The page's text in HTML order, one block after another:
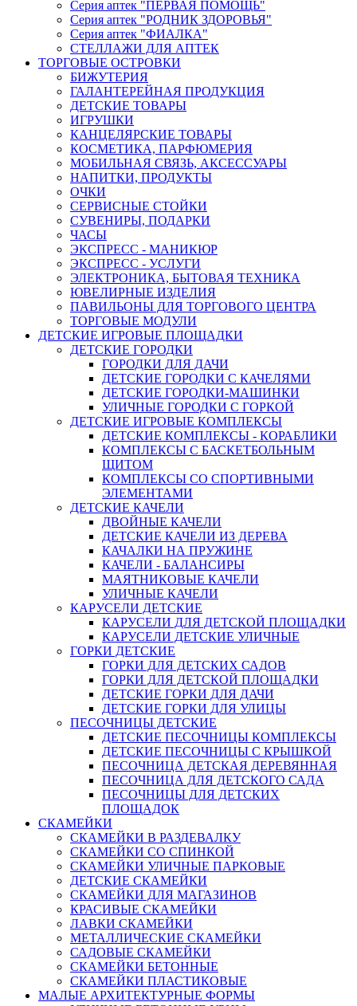
Серия аптек "ПЕРВАЯ ПОМОЩЬ"
Серия аптек "РОДНИК ЗДОРОВЬЯ"
Серия аптек "ФИАЛКА"
СТЕЛЛАЖИ ДЛЯ АПТЕК
ТОРГОВЫЕ ОСТРОВКИ
БИЖУТЕРИЯ
ГАЛАНТЕРЕЙНАЯ ПРОДУКЦИЯ
ДЕТСКИЕ ТОВАРЫ
ИГРУШКИ
КАНЦЕЛЯРСКИЕ ТОВАРЫ
КОСМЕТИКА, ПАРФЮМЕРИЯ
МОБИЛЬНАЯ СВЯЗЬ, АКСЕССУАРЫ
НАПИТКИ, ПРОДУКТЫ
ОЧКИ
СЕРВИСНЫЕ СТОЙКИ
СУВЕНИРЫ, ПОДАРКИ
ЧАСЫ
ЭКСПРЕСС - МАНИКЮР
ЭКСПРЕСС - УСЛУГИ
ЭЛЕКТРОНИКА, БЫТОВАЯ ТЕХНИКА
ЮВЕЛИРНЫЕ ИЗДЕЛИЯ
ПАВИЛЬОНЫ ДЛЯ ТОРГОВОГО ЦЕНТРА
ТОРГОВЫЕ МОДУЛИ
ДЕТСКИЕ ИГРОВЫЕ ПЛОЩАДКИ
ДЕТСКИЕ ГОРОДКИ
ГОРОДКИ ДЛЯ ДАЧИ
ДЕТСКИЕ ГОРОДКИ С КАЧЕЛЯМИ
ДЕТСКИЕ ГОРОДКИ-МАШИНКИ
УЛИЧНЫЕ ГОРОДКИ С ГОРКОЙ
ДЕТСКИЕ ИГРОВЫЕ КОМПЛЕКСЫ
ДЕТСКИЕ КОМПЛЕКСЫ - КОРАБЛИКИ
КОМПЛЕКСЫ С БАСКЕТБОЛЬНЫМ
ЩИТОМ
КОМПЛЕКСЫ СО СПОРТИВНЫМИ
ЭЛЕМЕНТАМИ
ДЕТСКИЕ КАЧЕЛИ
ДВОЙНЫЕ КАЧЕЛИ
ДЕТСКИЕ КАЧЕЛИ ИЗ ДЕРЕВА
КАЧАЛКИ НА ПРУЖИНЕ
КАЧЕЛИ - БАЛАНСИРЫ
МАЯТНИКОВЫЕ КАЧЕЛИ
УЛИЧНЫЕ КАЧЕЛИ
КАРУСЕЛИ ДЕТСКИЕ
КАРУСЕЛИ ДЛЯ ДЕТСКОЙ ПЛОЩАДКИ
КАРУСЕЛИ ДЕТСКИЕ УЛИЧНЫЕ
ГОРКИ ДЕТСКИЕ
ГОРКИ ДЛЯ ДЕТСКИХ САДОВ
ГОРКИ ДЛЯ ДЕТСКОЙ ПЛОЩАДКИ
ДЕТСКИЕ ГОРКИ ДЛЯ ДАЧИ
ДЕТСКИЕ ГОРКИ ДЛЯ УЛИЦЫ
ПЕСОЧНИЦЫ ДЕТСКИЕ
ДЕТСКИЕ ПЕСОЧНИЦЫ КОМПЛЕКСЫ
ДЕТСКИЕ ПЕСОЧНИЦЫ С КРЫШКОЙ
ПЕСОЧНИЦА ДЕТСКАЯ ДЕРЕВЯННАЯ
ПЕСОЧНИЦА ДЛЯ ДЕТСКОГО САДА
ПЕСОЧНИЦЫ ДЛЯ ДЕТСКИХ
ПЛОЩАДОК
СКАМЕЙКИ
СКАМЕЙКИ В РАЗДЕВАЛКУ
СКАМЕЙКИ СО СПИНКОЙ
СКАМЕЙКИ УЛИЧНЫЕ ПАРКОВЫЕ
ДЕТСКИЕ СКАМЕЙКИ
СКАМЕЙКИ ДЛЯ МАГАЗИНОВ
КРАСИВЫЕ СКАМЕЙКИ
ЛАВКИ СКАМЕЙКИ
МЕТАЛЛИЧЕСКИЕ СКАМЕЙКИ
САДОВЫЕ СКАМЕЙКИ
СКАМЕЙКИ БЕТОННЫЕ
СКАМЕЙКИ ПЛАСТИКОВЫЕ
МАЛЫЕ АРХИТЕКТУРНЫЕ ФОРМЫ